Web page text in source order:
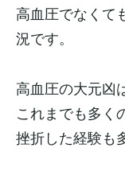
高血圧でなくて
況です。
高血圧の大元凶
これまでも多く
挫折した経験も